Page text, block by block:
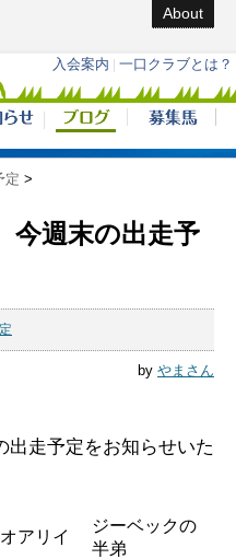
About
定 >
今週末の出走予
by やまさん
出走予定をお知らせいた
アリイ
ジーベックの
半弟